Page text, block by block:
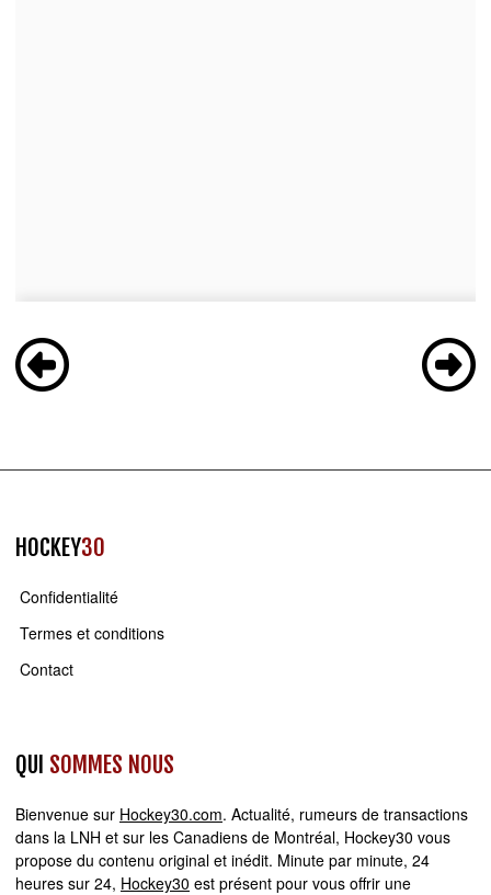
HOCKEY30
Confidentialité
Termes et conditions
Contact
QUI SOMMES NOUS
Bienvenue sur Hockey30.com. Actualité, rumeurs de transactions
dans la LNH et sur les Canadiens de Montréal, Hockey30 vous
propose du contenu original et inédit. Minute par minute, 24
heures sur 24, Hockey30 est présent pour vous offrir une